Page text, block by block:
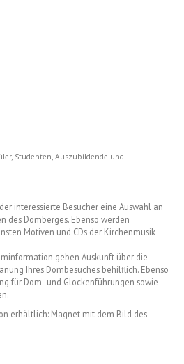
Studenten, Auszubildende und
interessierte Besucher eine Auswahl an
des Domberges. Ebenso werden
Motiven und CDs der Kirchenmusik
geben Auskunft über die
Ihres Dombesuches behilflich. Ebenso
für Dom- und Glockenführungen sowie
erhältlich: Magnet mit dem Bild des